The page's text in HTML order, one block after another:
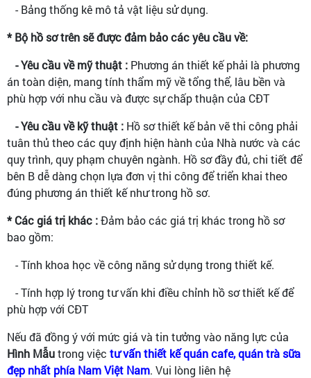
- Bảng thống kê mô tả vật liệu sử dụng.
* Bộ hồ sơ trên sẽ được đảm bảo các yêu cầu về:
- Yêu cầu về mỹ thuật : Phương án thiết kế phải là phương
án toàn diện, mang tính thẩm mỹ về tổng thể, lâu bền và
phù hợp với nhu cầu và được sự chấp thuận của CĐT
- Yêu cầu về kỹ thuật : Hồ sơ thiết kế bản vẽ thi công phải
tuân thủ theo các quy định hiện hành của Nhà nước và các
quy trình, quy phạm chuyên ngành. Hồ sơ đầy đủ, chi tiết để
bên B dễ dàng chọn lựa đơn vị thi công để triển khai theo
đúng phương án thiết kế như trong hồ sơ.
* Các giá trị khác :Đảm bảo các giá trị khác trong hồ sơ
bao gồm:
- Tính khoa học về công năng sử dụng trong thiết kế.
- Tính hợp lý trong tư vấn khi điều chỉnh hồ sơ thiết kế để
phù hợp với CĐT
Nếu đã đồng ý với mức giá và tin tưởng vào năng lực của
Hình Mẫutrong việc tư vấn thiết kế quán cafe, quán trà sữa
đẹp nhất phía Nam Việt Nam. Vui lòng liên hệ